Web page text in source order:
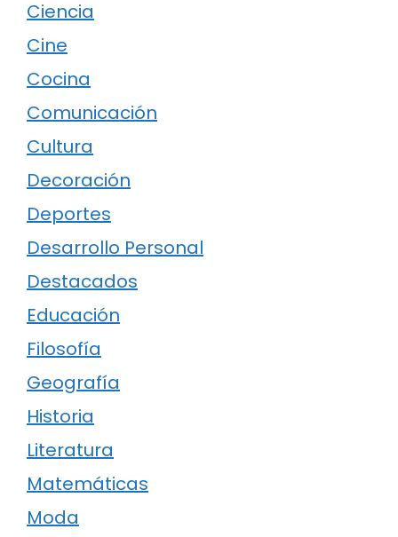
Ciencia
Cine
Cocina
Comunicación
Cultura
Decoración
Deportes
Desarrollo Personal
Destacados
Educación
Filosofía
Geografía
Historia
Literatura
Matemáticas
Moda